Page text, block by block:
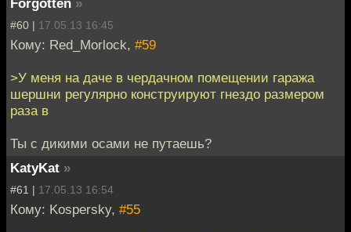
#60 | 17.05.13 16:45
Кому: Red_Morlock, #59
>У меня на даче в чердачном помещении гаража
шершни регулярно конструируют гнездо размером
раза в
Ты с дикими осами не путаешь?
KatyKat »
#61 | 17.05.13 16:54
Кому: Kospersky, #55